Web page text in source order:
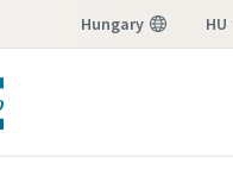
Hungary HU